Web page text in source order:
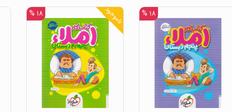
۱۸ % ناموجود ۱۸ %